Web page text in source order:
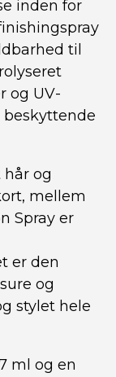
inden for
til
og UV-
beskyttende
og
mellem
Spray er
er den
og
stylet hele
ml og en